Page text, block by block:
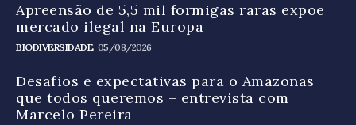
Apreensão de 5,5 mil formigas raras expõe
mercado ilegal na Europa
BIODIVERSIDADE 05/08/2026
Desafios e expectativas para o Amazonas
que todos queremos – entrevista com
Marcelo Pereira